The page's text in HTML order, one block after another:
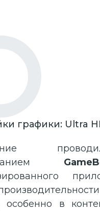
графики: Ultra
особенно в